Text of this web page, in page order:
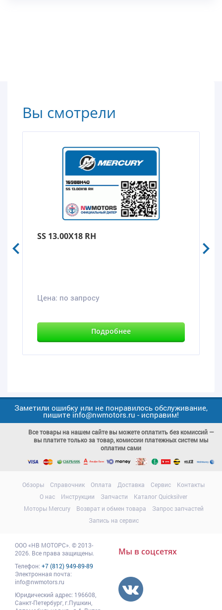
Вы смотрели
SS 13.00X18 RH
Цена: по запросу
Подробнее
Заметили ошибку или не понравилось обслуживание,
пишите info@nwmotors.ru - исправим!
Все товары на нашем сайте вы можете оплатить без комиссий —
вы платите только за товар, комиссии платежных систем мы
оплатим сами
Обзоры Справочник Оплата Доставка Сервис
Контакты
О нас
Инструкции Запчасти
Каталог Quicksilver
Моторы Mercury
Возврат и обмен товара
Запрос запчастей
Запись на сервис
ООО«НВ МОТОРС» © 2013-
2026. Все права защищены.
Телефон: +7 (812) 949-89-89
Электронная почта:
info@nwmotors.ru
Юридический адрес: 196608
Санкт-Петербург, г.Пушкин
Мы в соцсетях